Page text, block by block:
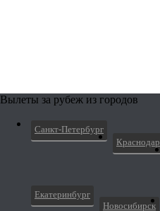
Вылеты за рубеж из городов
Санкт-Петербург
Краснодар
Екатеринбург
Новосибирск